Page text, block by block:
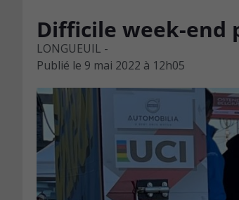
Difficile week-end
LONGUEUIL -
Publié le 9 mai 2022 à 12h05